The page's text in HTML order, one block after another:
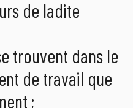
de ladite
trouvent dans le
de travail que
;